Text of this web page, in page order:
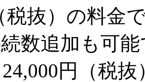
税抜）の料金
数追加も可
円（税